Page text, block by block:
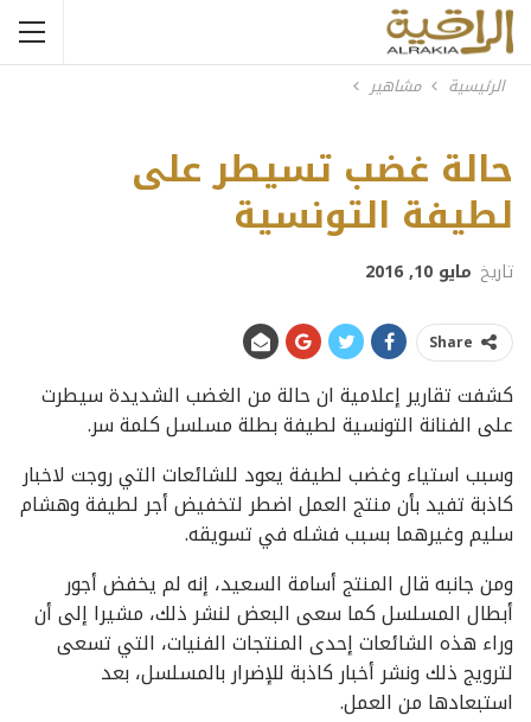
الرئيسية مشاهير
حالة غضب تسيطر على
لطيفة التونسية
تاريخ مايو 10, 2016
Share
كشفت تقارير إعلامية ان حالة من الغضب الشديدة سيطرت
على الفنانة التونسية لطيفة بطلة مسلسل كلمة سر.
وسبب استياء وغضب لطيفة يعود للشائعات التي روجت لاخبار
كاذبة تفيد بأن منتج العمل اضطر لتخفيض أجر لطيفة وهشام
سليم وغيرهما بسبب فشله في تسويقه.
ومن جانبه قال المنتج أسامة السعيد، إنه لم يخفض أجور
أبطال المسلسل كما سعى البعض لنشر ذلك، مشيرا إلى أن
وراء هذه الشائعات إحدى المنتجات الفنيات، التي تسعى
لترويج ذلك ونشر أخبار كاذبة للإضرار بالمسلسل، بعد
استبعادها من العمل.